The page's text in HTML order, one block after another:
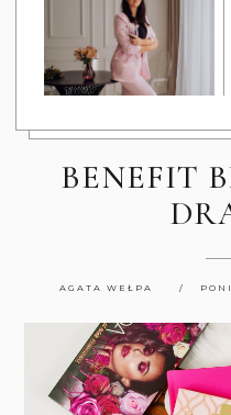
BENEFIT
AGATA WEŁPA